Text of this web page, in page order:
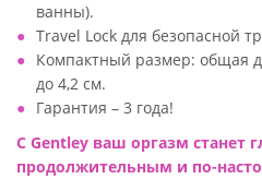
ванны).
Travel Lock для безопасной
Компактный размер: общая
до 4,2 см.
Гарантия – 3 года!
С Gentley ваш оргазм станет
продолжительным и по-